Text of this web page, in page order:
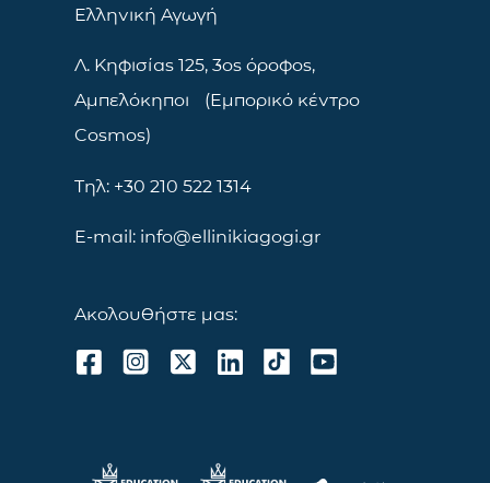
Ελληνική Αγωγή
Λ. Κηφισίας 125, 3ος όροφος,
Αμπελόκηποι (Εμπορικό κέντρο
Cosmos)
Τηλ: +30 210 522 1314
E-mail: info@ellinikiagogi.gr
Ακολουθήστε μας: